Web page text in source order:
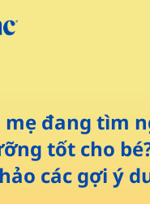
mẹ đang tìm
tốt cho
các gợi ý